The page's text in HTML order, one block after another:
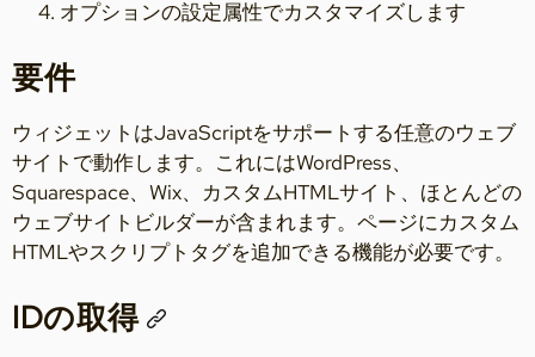
オプションの設定属性でカスタマイズします
要件
ウィジェットはJavaScriptをサポートする任意のウェブ
サイトで動作します。これにはWordPress、
Squarespace、Wix、カスタムHTMLサイト、ほとんどの
ウェブサイトビルダーが含まれます。ページにカスタム
HTMLやスクリプトタグを追加できる機能が必要です。
IDの取得